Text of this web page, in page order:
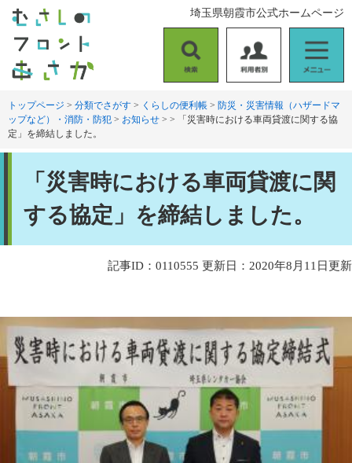
す
。
し
て
索
用
者
別
ニ
ュ
ー
埼玉県朝霞市公式ホームページ
トップページ > 分類でさがす > くらしの便利帳 > 防災・災害情報（ハザードマ
ップなど）・消防・防犯 > お知らせ > >
「災害時における車両貸渡に関する協
定」を締結しました。
「災害時における車両貸渡に関
する協定」を締結しました。
記事ID：0110555 更新日：2020年8月11日更新